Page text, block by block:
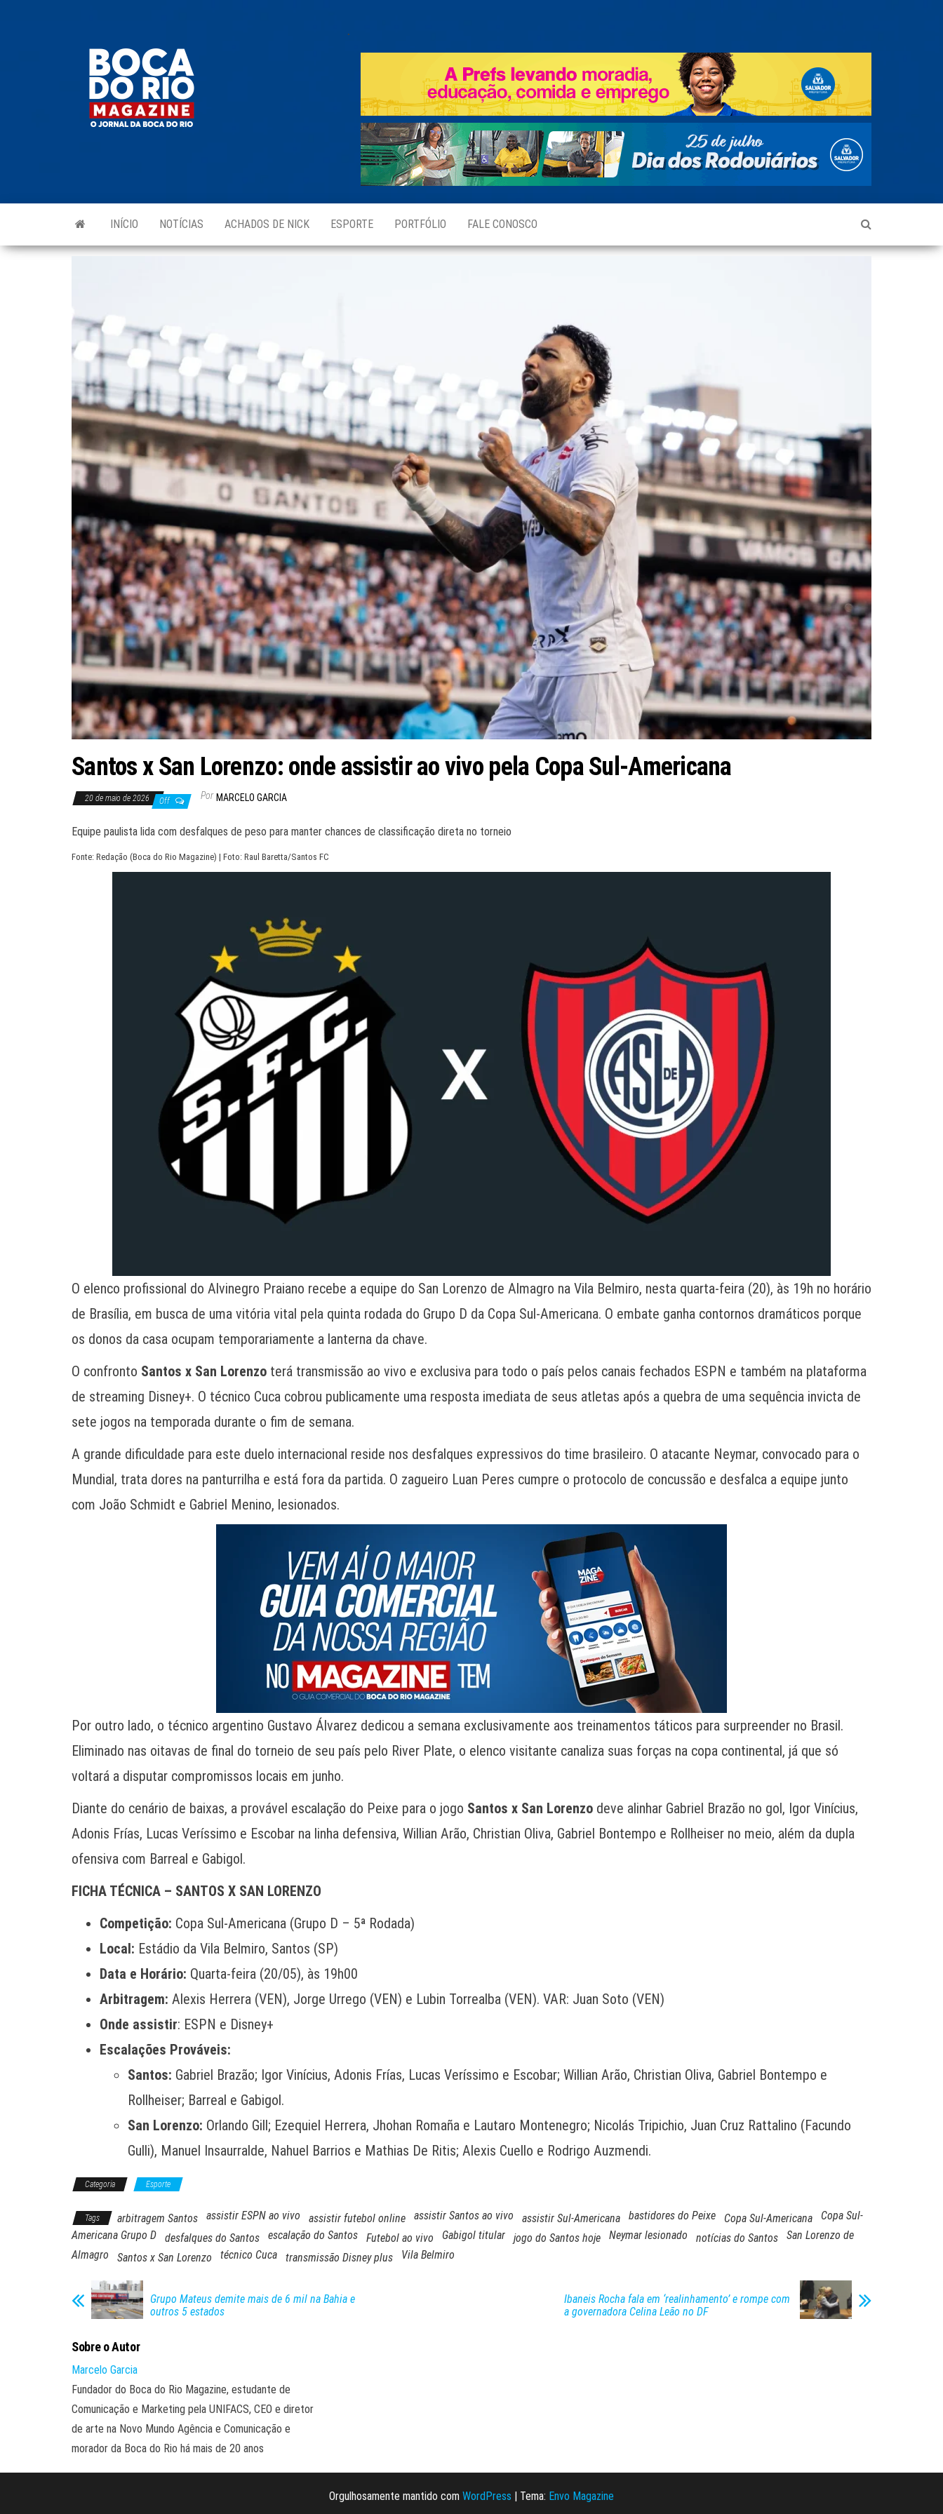
.
INÍCIO NOTÍCIAS ACHADOS DE NICK ESPORTE PORTFÓLIO FALE CONOSCO
Santos x San Lorenzo: onde assistir ao vivo pela Copa Sul-Americana
20 de maio de 2026 Off Por MARCELO GARCIA
Equipe paulista lida com desfalques de peso para manter chances de classificação direta no torneio
Fonte: Redação (Boca do Rio Magazine) | Foto: Raul Baretta/Santos FC
O elenco profissional do Alvinegro Praiano recebe a equipe do San Lorenzo de Almagro na Vila Belmiro, nesta quarta-feira (20), às 19h no horário
de Brasília, em busca de uma vitória vital pela quinta rodada do Grupo D da Copa Sul-Americana. O embate ganha contornos dramáticos porque
os donos da casa ocupam temporariamente a lanterna da chave.
O confronto Santos x San Lorenzo terá transmissão ao vivo e exclusiva para todo o país pelos canais fechados ESPN e também na plataforma
de streaming Disney+. O técnico Cuca cobrou publicamente uma resposta imediata de seus atletas após a quebra de uma sequência invicta de
sete jogos na temporada durante o fim de semana.
A grande dificuldade para este duelo internacional reside nos desfalques expressivos do time brasileiro. O atacante Neymar, convocado para o
Mundial, trata dores na panturrilha e está fora da partida. O zagueiro Luan Peres cumpre o protocolo de concussão e desfalca a equipe junto
com João Schmidt e Gabriel Menino, lesionados.
Por outro lado, o técnico argentino Gustavo Álvarez dedicou a semana exclusivamente aos treinamentos táticos para surpreender no Brasil.
Eliminado nas oitavas de final do torneio de seu país pelo River Plate, o elenco visitante canaliza suas forças na copa continental, já que só
voltará a disputar compromissos locais em junho.
Diante do cenário de baixas, a provável escalação do Peixe para o jogo Santos x San Lorenzo deve alinhar Gabriel Brazão no gol, Igor Vinícius,
Adonis Frías, Lucas Veríssimo e Escobar na linha defensiva, Willian Arão, Christian Oliva, Gabriel Bontempo e Rollheiser no meio, além da dupla
ofensiva com Barreal e Gabigol.
FICHA TÉCNICA – SANTOS X SAN LORENZO
Competição: Copa Sul-Americana (Grupo D – 5ª Rodada)
Local: Estádio da Vila Belmiro, Santos (SP)
Data e Horário: Quarta-feira (20/05), às 19h00
Arbitragem: Alexis Herrera (VEN), Jorge Urrego (VEN) e Lubin Torrealba (VEN). VAR: Juan Soto (VEN)
Onde assistir: ESPN e Disney+
Escalações Prováveis:
Santos: Gabriel Brazão; Igor Vinícius, Adonis Frías, Lucas Veríssimo e Escobar; Willian Arão, Christian Oliva, Gabriel Bontempo e
Rollheiser; Barreal e Gabigol.
San Lorenzo: Orlando Gill; Ezequiel Herrera, Jhohan Romaña e Lautaro Montenegro; Nicolás Tripichio, Juan Cruz Rattalino (Facundo
Gulli), Manuel Insaurralde, Nahuel Barrios e Mathias De Ritis; Alexis Cuello e Rodrigo Auzmendi.
Categoria Esporte
Tags arbitragem Santos assistir ESPN ao vivo assistir futebol online assistir Santos ao vivo assistir Sul-Americana bastidores do Peixe Copa Sul-Americana
Copa Sul-
Americana Grupo D
desfalques do Santos escalação do Santos Futebol ao vivo Gabigol titular jogo do Santos hoje Neymar lesionado notícias do Santos
San Lorenzo de
Almagro
Santos x San Lorenzo técnico Cuca transmissão Disney plus Vila Belmiro
Grupo Mateus demite mais de 6 mil na Bahia e
outros 5 estados
Ibaneis Rocha fala em ‘realinhamento’ e rompe com
a governadora Celina Leão no DF
Sobre o Autor
Marcelo Garcia
Fundador do Boca do Rio Magazine, estudante de
Comunicação e Marketing pela UNIFACS, CEO e diretor
de arte na Novo Mundo Agência e Comunicação e
morador da Boca do Rio há mais de 20 anos
Orgulhosamente mantido com WordPress Tema: Envo Magazine